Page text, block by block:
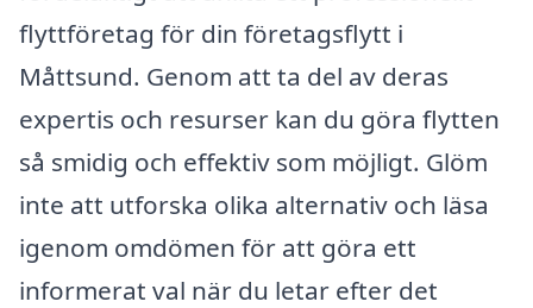
flyttföretag för din företagsflytt i
Måttsund. Genom att ta del av deras
expertis och resurser kan du göra flytten
så smidig och effektiv som möjligt. Glöm
inte att utforska olika alternativ och läsa
igenom omdömen för att göra ett
informerat val när du letar efter det